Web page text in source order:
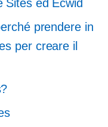
Sites ed Ecwid
prendere in
per creare il